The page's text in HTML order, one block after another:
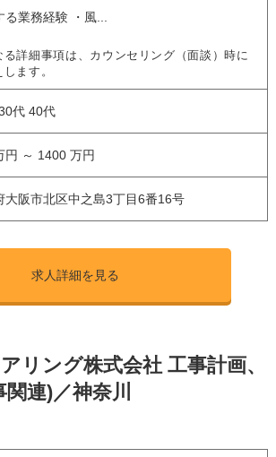
る業務経験 ・風...
詳細事項は、カウンセリング（面談）時に
ます。
代 40代
円 ～ 1400 万円
大阪市北区中之島3丁目6番16号
求人詳細を見る
リング株式会社 工事計画、
連)／神奈川